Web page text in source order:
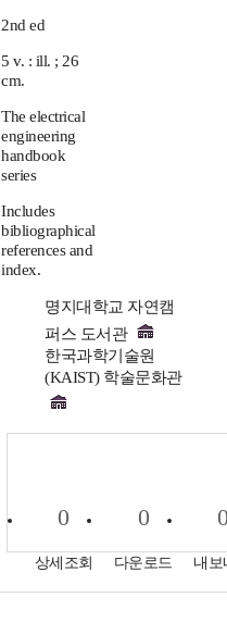
2nd ed
5 v. : ill. ; 26
cm.
The electrical
engineering
handbook
series
Includes
bibliographical
references and
index.
명지대학교 자연캠
퍼스 도서관
한국과학기술원
(KAIST) 학술문화관
0
상세조회
0
다운로드 내보